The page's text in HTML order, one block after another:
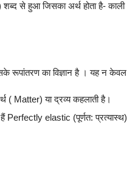
से हुआ जिसका अर्थ होता है- काली
रूपांतरण का विज्ञान है । यह न केवल
( Matter) या द्रव्य कहलाती है।
Perfectly elastic (पूर्णत: प्रत्यास्थ)